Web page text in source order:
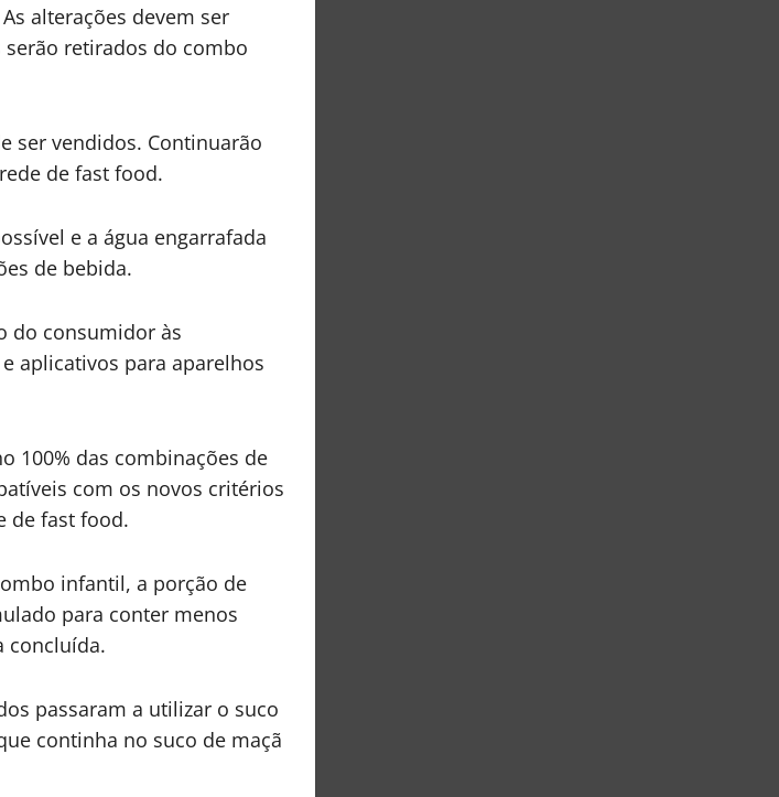
alterações devem ser
retirados do combo
ser vendidos. Continuarão
de fast food.
e a água engarrafada
de bebida.
do consumidor às
aplicativos para aparelhos
100% das combinações de
com os novos critérios
de fast food.
infantil, a porção de
para conter menos
concluída.
passaram a utilizar o suco
continha no suco de maçã